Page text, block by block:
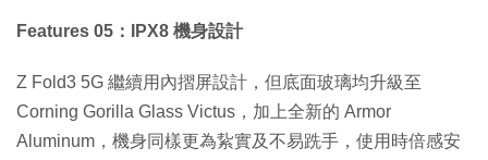
Features 05：IPX8 機身設計
Z Fold3 5G 繼續用內摺屏設計，但底面玻璃均升級至
Corning Gorilla Glass Victus，加上全新的 Armor
Aluminum，機身同樣更為紥實及不易跣手，使用時倍感安